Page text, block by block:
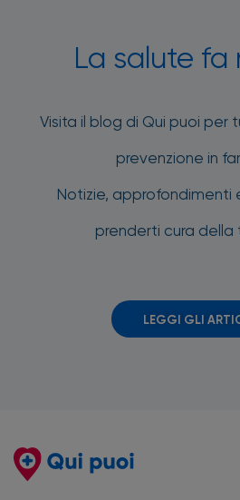
La salute fa
Visita il blog di Qui puoi per
prevenzione in
Notizie, approfondimenti
prenderti cura della
LEGGI GLI